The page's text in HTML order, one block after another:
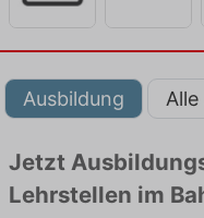
Ausbildung
Jetzt
Lehrstellen im